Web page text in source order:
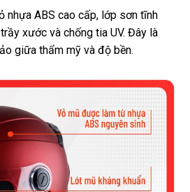
nhựa ABS cao cấp, lớp sơn tĩnh
xước và chống tia UV. Đây là
giữa thẩm mỹ và độ bền.